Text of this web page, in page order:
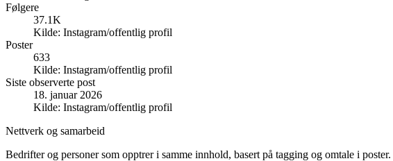
Følgere
37.1K
Kilde: Instagram/offentlig profil
Poster
633
Kilde: Instagram/offentlig profil
Siste observerte post
18. januar 2026
Kilde: Instagram/offentlig profil
Nettverk og samarbeid
Bedrifter og personer som opptrer i samme innhold, basert på tagging og omtale i poster.